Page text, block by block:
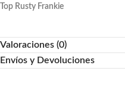
Top Rusty Frankie
Valoraciones (0)
Envíos y Devoluciones